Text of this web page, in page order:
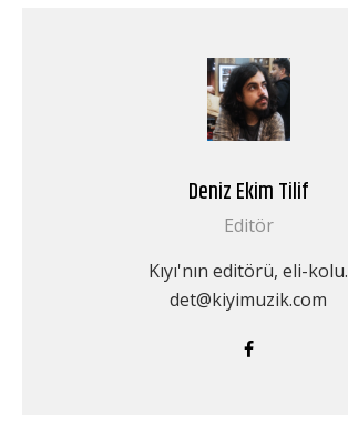
Deniz Ekim Tilif
Editör
Kıyı'nın editörü, eli-kolu.
det@kiyimuzik.com